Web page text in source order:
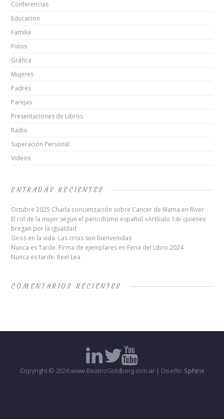
Conferencias
Educacion
Familia
Fotos
Gráfica
Mujeres
Padres
Parejas
Presentaciones de Libros
Radio
Superación Personal
Videos
ENTRADAS RECIENTES
Octubre 2025 Charla concietización sobre Cancer de Mama en River
El rol de la mujer segun el periodismo español «Artículo 14» quienes
bregan por la igualdad
Giros en la vida. Las crisis son bienvenidas
Nunca es Tarde. Firma de ejemplares en Feria del Libro 2024
Nunca es tarde. Reel Lea
COMENTARIOS RECIENTES
Copyright © 2026 www.BeatrizGoldberg.com.ar | Diseño: Sphinx